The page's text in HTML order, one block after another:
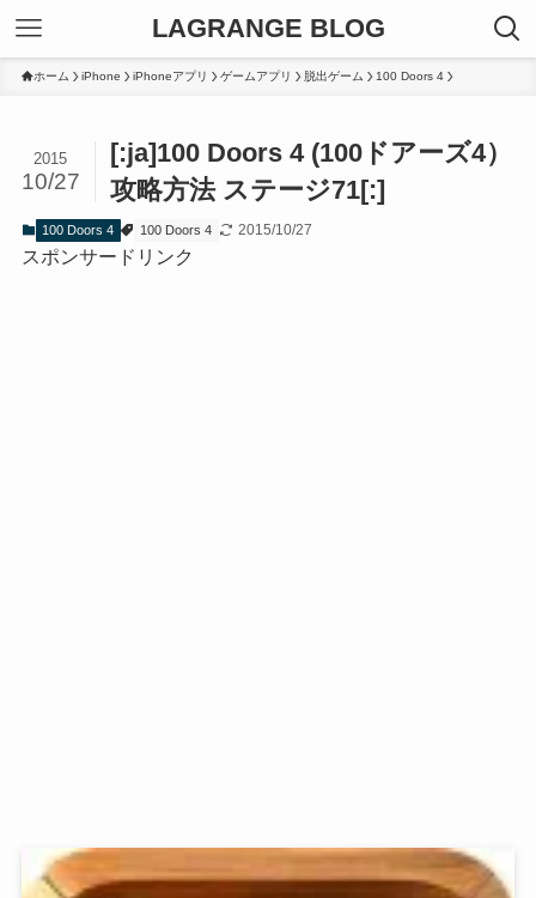
LAGRANGE BLOG
ホーム iPhone iPhoneアプリ ゲームアプリ 脱出ゲーム 100 Doors 4
[:ja]100 Doors 4 (100ドアーズ4）
攻略方法 ステージ71[:]
2015
10/27
100 Doors 4 100 Doors 4 2015/10/27
スポンサードリンク